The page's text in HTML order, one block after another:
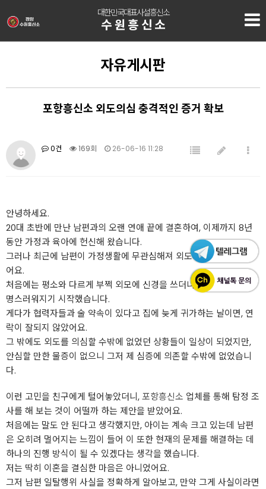
대한민국대표사설흥신소
수원흥신소
자유게시판
포항흥신소 외도의심 충격적인 증거 확보
0건 169회 26-06-16 11:28
안녕하세요.
20대 초반에 만난 남편과의 오랜 연애 끝에 결혼하여, 이제까지 8년
동안 가정과 육아에 헌신해 왔습니다.
그러나 최근에 남편이 가정생활에 무관심해져 외도가 의심스러워졌
어요.
처음에는 평소와 다르게 부쩍 외모에 신경을 쓰더니, 말투가 점점 퉁
명스러워지기 시작했습니다.
게다가 협력자들과 술 약속이 있다고 집에 늦게 귀가하는 날이면, 연
락이 잘되지 않았어요.
그 밖에도 외도를 의심할 수밖에 없었던 상황들이 일상이 되었지만,
안심할 만한 물증이 없으니 그저 제 심증에 의존할 수밖에 없었습니
다.
이런 고민을 친구에게 털어놓았더니,포항흥신소 업체를 통해 탐정 조
사를 해 보는 것이 어떨까 하는 제안을 받았어요.
처음에는 말도 안 된다고 생각했지만, 아이는 계속 크고 있는데 남편
은 오히려 멀어지는 느낌이 들어 이 또한 현재의 문제를 해결하는 데
하나의 진행 방식이 될 수 있겠다는 생각을 했습니다.
저는 딱히 이혼을 결심한 마음은 아니었어요.
그저 남편 일탈행위 사실을 정확하게 알아보고, 만약 그게 사실이라면